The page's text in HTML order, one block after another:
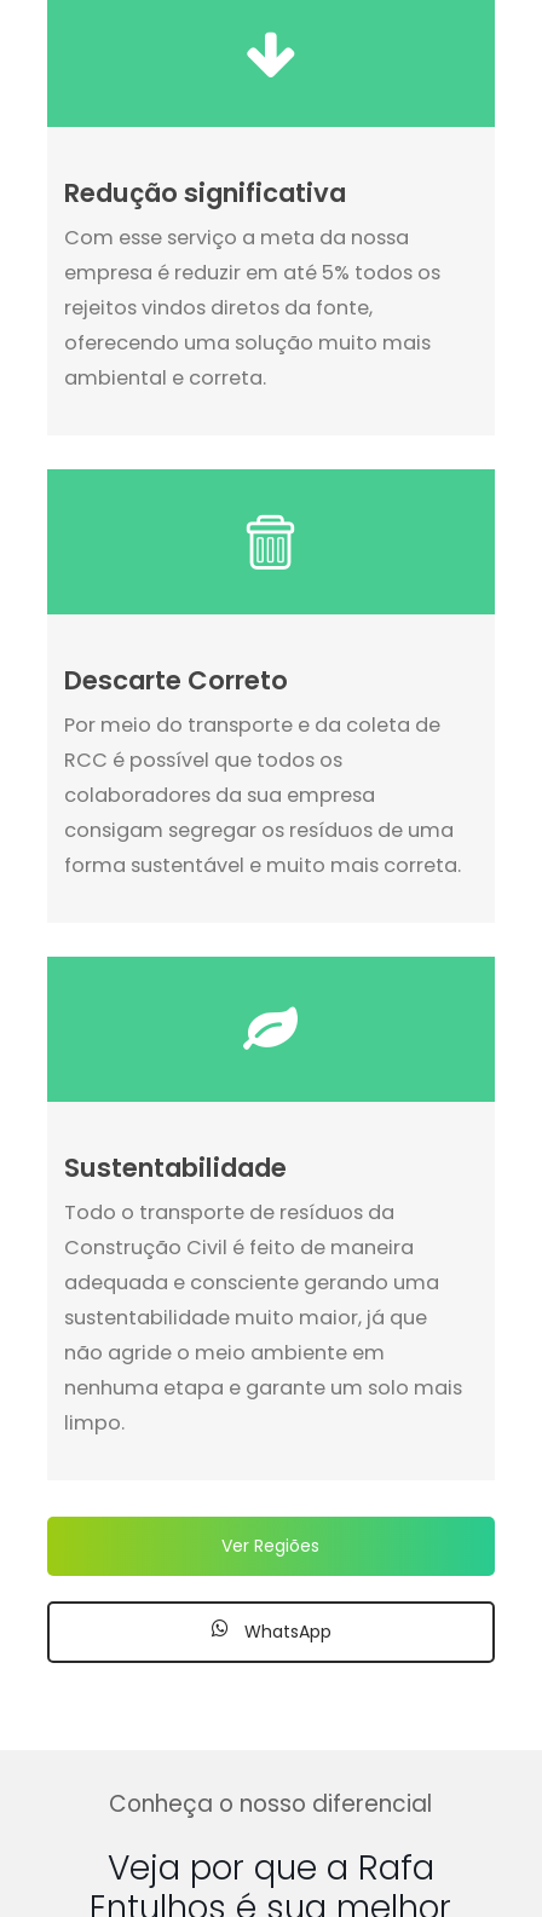
Redução significativa
Com esse serviço a meta da nossa
empresa é reduzir em até 5% todos os
rejeitos vindos diretos da fonte,
oferecendo uma solução muito mais
ambiental e correta.
Descarte Correto
Por meio do transporte e da coleta de
RCC é possível que todos os
colaboradores da sua empresa
consigam segregar os resíduos de uma
forma sustentável e muito mais correta.
Sustentabilidade
Todo o transporte de resíduos da
Construção Civil é feito de maneira
adequada e consciente gerando uma
sustentabilidade muito maior, já que
não agride o meio ambiente em
nenhuma etapa e garante um solo mais
limpo.
Ver Regiões
WhatsApp
Conheça o nosso diferencial
Veja por que a Rafa